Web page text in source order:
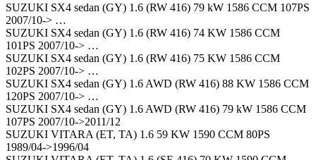
SUZUKI SX4 sedan (GY) 1.6 (RW 416) 79 kW 1586 CCM 107PS
2007/10-> …
SUZUKI SX4 sedan (GY) 1.6 (RW 416) 74 KW 1586 CCM
101PS 2007/10-> …
SUZUKI SX4 sedan (GY) 1.6 (RW 416) 75 KW 1586 CCM
102PS 2007/10-> …
SUZUKI SX4 sedan (GY) 1.6 AWD (RW 416) 88 KW 1586 CCM
120PS 2007/10-> …
SUZUKI SX4 sedan (GY) 1.6 AWD (RW 416) 79 kW 1586 CCM
107PS 2007/10->2011/12
SUZUKI VITARA (ET, TA) 1.6 59 KW 1590 CCM 80PS
1989/04->1996/04